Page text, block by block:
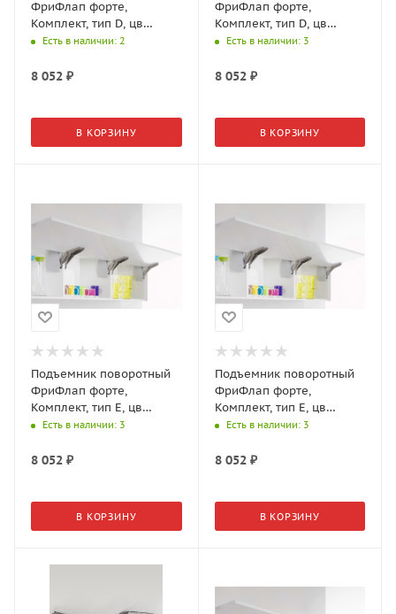
ФриФлап форте,
Комплект, тип D, цв
белый, вес фасада 2,7-
Есть в наличии: 2
8 052 ₽
В КОРЗИНУ
ФриФлап форте,
Комплект, тип D, цв
серый, вес фасада 2,7-
Есть в наличии: 3
8 052₽
В КОРЗИНУ
Подъемник поворотный
ФриФлап форте,
Комплект, тип E, цв
антрацит, вес фасада 3,5-
Есть в наличии: 3
8 052 ₽
В КОРЗИНУ
Подъемник поворотный
ФриФлап форте,
Комплект, тип E, цв
белый, вес фасада 3,5-
Есть в наличии: 3
8 052₽
В КОРЗИНУ